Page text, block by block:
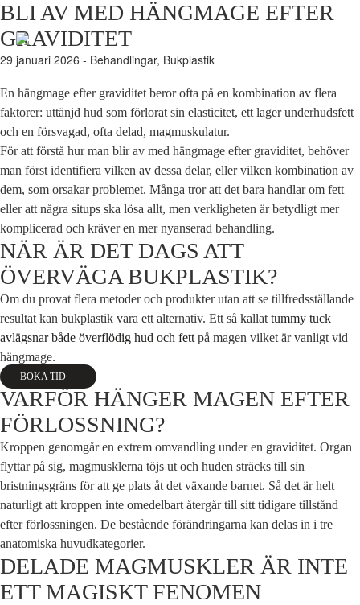
BLI AV MED HÄNGMAGE EFTER
GRAVIDITET
29 januari 2026 - Behandlingar, Bukplastik
En hängmage efter graviditet beror ofta på en kombination av flera
faktorer: uttänjd hud som förlorat sin elasticitet, ett lager underhudsfett
och en försvagad, ofta delad, magmuskulatur.
För att förstå hur man blir av med hängmage efter graviditet, behöver
man först identifiera vilken av dessa delar, eller vilken kombination av
dem, som orsakar problemet. Många tror att det bara handlar om fett
eller att några situps ska lösa allt, men verkligheten är betydligt mer
komplicerad och kräver en mer nyanserad behandling.
NÄR ÄR DET DAGS ATT
ÖVERVÄGA BUKPLASTIK?
Om du provat flera metoder och produkter utan att se tillfredsställande
resultat kan bukplastik vara ett alternativ. Ett så kallat tummy tuck
avlägsnar både överflödig hud och fett på magen vilket är vanligt vid
hängmage.
BOKA TID
VARFÖR HÄNGER MAGEN EFTER
FÖRLOSSNING?
Kroppen genomgår en extrem omvandling under en graviditet. Organ
flyttar på sig, magmusklerna töjs ut och huden sträcks till sin
bristningsgräns för att ge plats åt det växande barnet. Så det är helt
naturligt att kroppen inte omedelbart återgår till sitt tidigare tillstånd
efter förlossningen. De bestående förändringarna kan delas in i tre
anatomiska huvudkategorier.
DELADE MAGMUSKLER ÄR INTE
ETT MAGISKT FENOMEN